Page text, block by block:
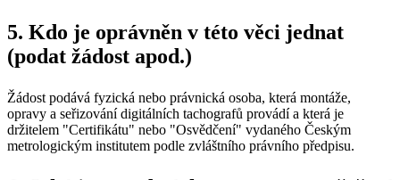
5. Kdo je oprávněn v této věci jednat
(podat žádost apod.)
Žádost podává fyzická nebo právnická osoba, která montáže,
opravy a seřizování digitálních tachografů provádí a která je
držitelem "Certifikátu" nebo "Osvědčení" vydaného Českým
metrologickým institutem podle zvláštního právního předpisu.